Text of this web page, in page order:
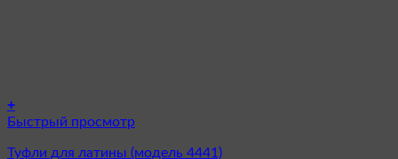
+
Этот
имеет
Быстрый просмотр
Туфли для латины (модель 4441)